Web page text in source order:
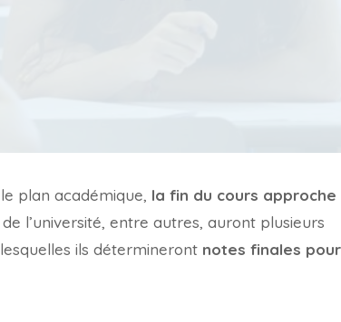
plan académique, la fin du cours approche
l’université, entre autres, auront plusieurs
ils détermineront notes finales pour